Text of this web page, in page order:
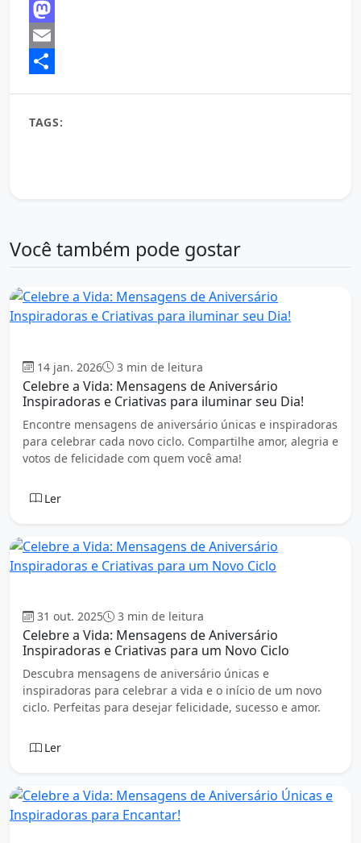
Facebook
Mastodon
Email
TAGS:
Você também pode gostar
14 jan. 2026 3 min de leitura
Celebre a Vida: Mensagens de Aniversário
Inspiradoras e Criativas para iluminar seu Dia!
Encontre mensagens de aniversário únicas e inspiradoras
para celebrar cada novo ciclo. Compartilhe amor, alegria e
votos de felicidade com quem você ama!
Ler
31 out. 2025 3 min de leitura
Celebre a Vida: Mensagens de Aniversário
Inspiradoras e Criativas para um Novo Ciclo
Descubra mensagens de aniversário únicas e
inspiradoras para celebrar a vida e o início de um novo
ciclo. Perfeitas para desejar felicidade, sucesso e amor.
Ler